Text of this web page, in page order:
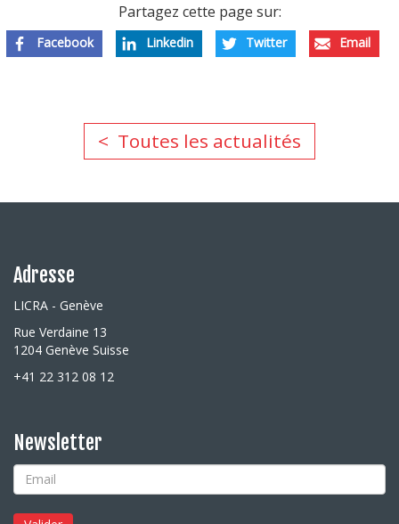
Partagez cette page sur:
Facebook Linkedin Twitter Email
Toutes les actualités
Adresse
LICRA - Genève
Rue Verdaine 13
1204 Genève Suisse
+41 22 312 08 12
Newsletter